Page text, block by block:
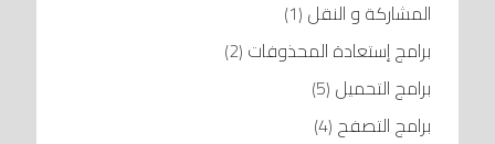
المشاركة و النقل (1)
برامج إستعادة المحذوفات (2)
برامج التحميل (5)
برامج التصفح (4)